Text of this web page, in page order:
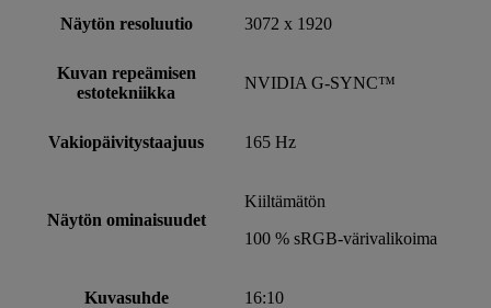
Näytön resoluutio 3072 x 1920
Kuvan repeämisen
estotekniikka
NVIDIA G-SYNC™
Vakiopäivitystaajuus 165 Hz
Näytön ominaisuudet
Kiiltämätön
100 % sRGB-värivalikoima
Kuvasuhde 16:10